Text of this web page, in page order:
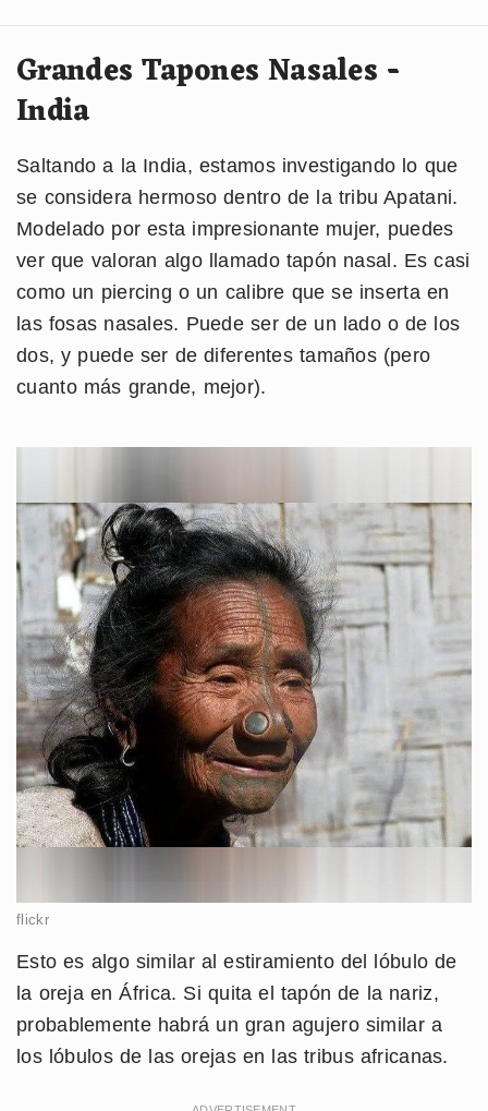
Grandes Tapones Nasales -
India
Saltando a la India, estamos investigando lo que
se considera hermoso dentro de la tribu Apatani.
Modelado por esta impresionante mujer, puedes
ver que valoran algo llamado tapón nasal. Es casi
como un piercing o un calibre que se inserta en
las fosas nasales. Puede ser de un lado o de los
dos, y puede ser de diferentes tamaños (pero
cuanto más grande, mejor).
flickr
Esto es algo similar al estiramiento del lóbulo de
la oreja en África. Si quita el tapón de la nariz,
probablemente habrá un gran agujero similar a
los lóbulos de las orejas en las tribus africanas.